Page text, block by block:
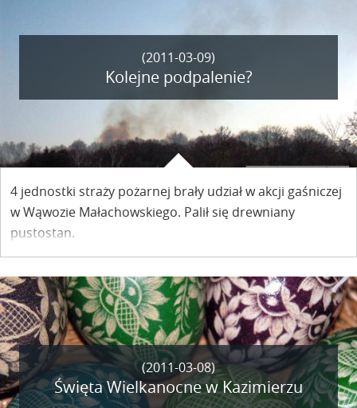
(2011-03-09)
Kolejne podpalenie?
4 jednostki straży pożarnej brały udział w akcji gaśniczej
w Wąwozie Małachowskiego. Palił się drewniany
pustostan.
(2011-03-08)
Święta Wielkanocne w Kazimierzu